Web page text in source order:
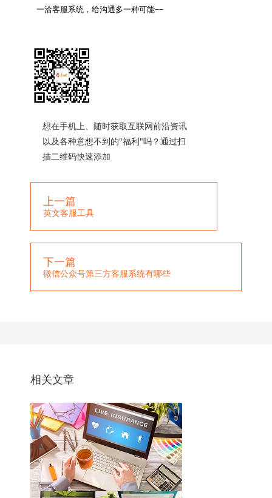
一洽客服系统，给沟通多一种可能~~
想在手机上、随时获取互联网前沿资讯
以及各种意想不到的"福利"吗？通过扫
描二维码快速添加
上一篇
英文客服工具
下一篇
微信公众号第三方客服系统有哪些
相关文章